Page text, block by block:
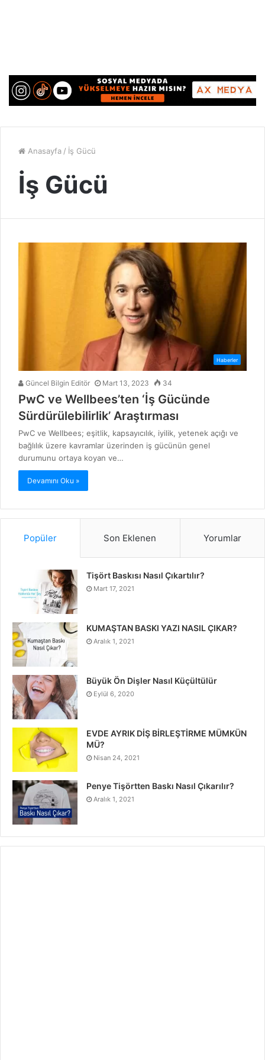
Anasayfa / İş Gücü
İş Gücü
Haberler
Güncel Bilgin Editör Mart 13, 2023 34
PwC ve Wellbees’ten ‘İş Gücünde
Sürdürülebilirlik’ Araştırması
PwC ve Wellbees; eşitlik, kapsayıcılık, iyilik, yetenek açığı ve
bağlılık üzere kavramlar üzerinden iş gücünün genel
durumunu ortaya koyan ve…
Devamını Oku »
Popüler Son Eklenen Yorumlar
Tişört Baskısı Nasıl Çıkartılır?
Mart 17, 2021
KUMAŞTAN BASKI YAZI NASIL ÇIKAR?
Aralık 1, 2021
Büyük Ön Dişler Nasıl Küçültülür
Eylül 6, 2020
EVDE AYRIK DİŞ BİRLEŞTİRME MÜMKÜN
MÜ?
Nisan 24, 2021
Penye Tişörtten Baskı Nasıl Çıkarılır?
Aralık 1, 2021